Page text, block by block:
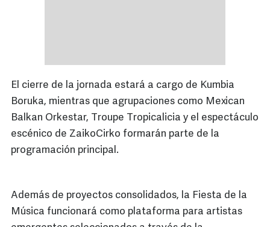
El cierre de la jornada estará a cargo de Kumbia
Boruka, mientras que agrupaciones como Mexican
Balkan Orkestar, Troupe Tropicalicia y el espectáculo
escénico de ZaikoCirko formarán parte de la
programación principal.
Además de proyectos consolidados, la Fiesta de la
Música funcionará como plataforma para artistas